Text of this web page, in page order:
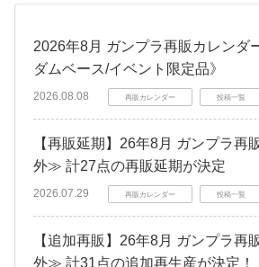
2026年8月 ガンプラ再販カレンダ
ダムベース/イベント限定品》
2026.08.08 再販カレンダー 投稿一覧
【再販延期】26年8月 ガンプラ
外≫ 計27点の再販延期が決定
2026.07.29 再販カレンダー 投稿一覧
【追加再販】26年8月 ガンプラ
外≫ 計31点の追加再生産が決定！